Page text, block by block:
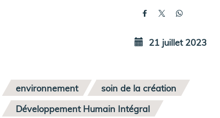
21 juillet 2023
environnement
soin de la création
Développement Humain Intégral